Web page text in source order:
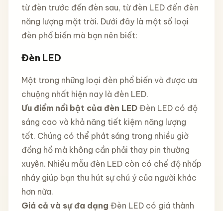
từ đèn trước đến đèn sau, từ đèn LED đến đèn
năng lượng mặt trời. Dưới đây là một số loại
đèn phổ biến mà bạn nên biết:
Đèn LED
Một trong những loại đèn phổ biến và được ưa
chuộng nhất hiện nay là đèn LED.
Ưu điểm nổi bật của đèn LEDĐèn LED có độ
sáng cao và khả năng tiết kiệm năng lượng
tốt. Chúng có thể phát sáng trong nhiều giờ
đồng hồ mà không cần phải thay pin thường
xuyên. Nhiều mẫu đèn LED còn có chế độ nhấp
nháy giúp bạn thu hút sự chú ý của người khác
hơn nữa.
Giá cả và sự đa dạng Đèn LED có giá thành